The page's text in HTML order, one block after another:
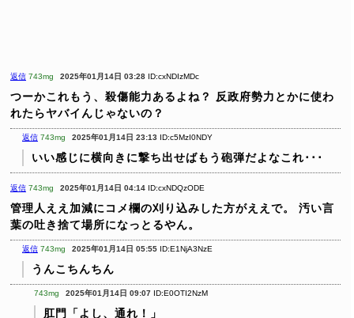
返信 743mg 2025年01月14日 03:28 ID:cxNDIzMDc
つーかこれもう、殺傷能力あるよね？
反政府勢力とかに使わ
れたらヤバイんじゃないの？
返信 743mg 2025年01月14日 23:13 ID:c5MzI0NDY
いい感じに横向きに撃ち出せばもう砲弾だよなこれ･･･
返信 743mg 2025年01月14日 04:14 ID:cxNDQzODE
管理人ええ加減にコメ欄の刈り込みした方がええで。
汚い言
葉の吐き捨て場所になっとるやん。
返信 743mg 2025年01月14日 05:55 ID:E1NjA3NzE
うんこちんちん
743mg 2025年01月14日 09:07 ID:E0OTI2NzM
肛門「よし、通れ！」